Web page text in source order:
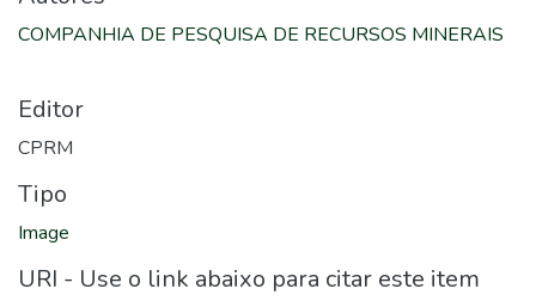
COMPANHIA DE PESQUISA DE RECURSOS MINERAIS
Editor
CPRM
Tipo
Image
URI - Use o link abaixo para citar este item